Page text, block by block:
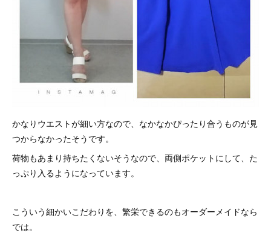
かなりウエストが細い方なので、なかなかぴったり合うものが見
つからなかったそうです。
荷物もあまり持ちたくないそうなので、両側ポケットにして、た
っぷり入るようになっています。
こういう細かいこだわりを、繁栄できるのもオーダーメイドなら
では。